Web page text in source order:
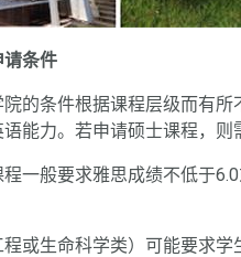
条件
条件根据课程层级而有所
能力。若申请硕士课程，则
般要求雅思成绩不低于6.0
生命科学类）可能要求学